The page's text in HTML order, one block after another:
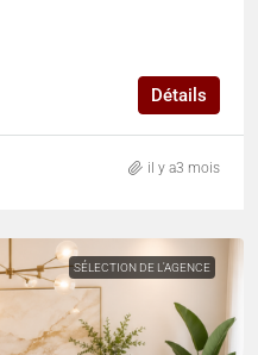
Détails
il y a3 mois
SÉLECTION DE L'AGENCE